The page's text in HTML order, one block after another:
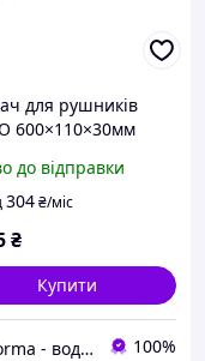
для рушників
600×110×30мм
до відправки
304₴/міс
₴
Купити
Platforma - водопостачання, опалення та каналізація - обладнання та комплектуючі 100%